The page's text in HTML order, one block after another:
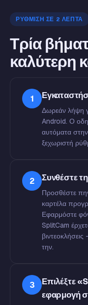
ΡΎΘΜΙΣΗ ΣΕ 2 ΛΕΠΤΆ
Τρία
καλύτερη
1
Δωρεάν λήψη
Android. Ο
αυτόματα
ξεχωριστή
2 Συνθέστε
Προσθέστε
καρτέλα
Εφαρμόστε
SplitCam
την.
3
Επιλέξτε
εφαρμογή